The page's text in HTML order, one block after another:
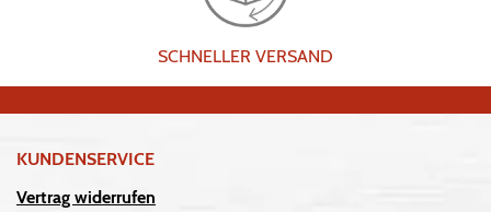
SCHNELLER VERSAND
KUNDENSERVICE
Vertrag widerrufen